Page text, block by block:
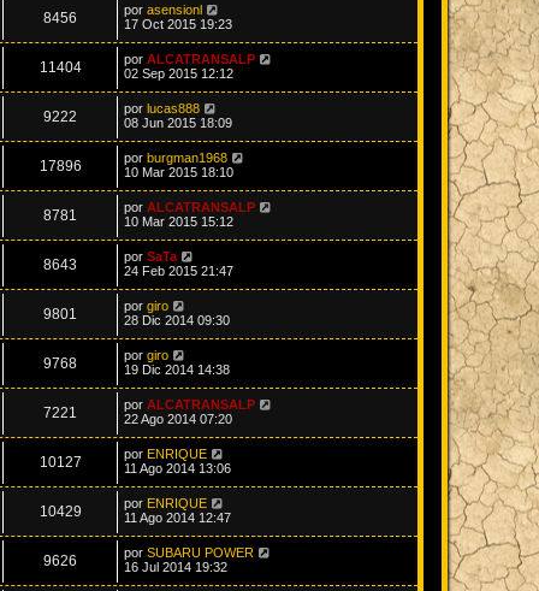
8456 por asensionl
17 Oct 2015 19:23
11404 por ALCATRANSALP
02 Sep 2015 12:12
9222 por lucas888
08 Jun 2015 18:09
17896 por burgman1968
10 Mar 2015 18:10
8781 por ALCATRANSALP
10 Mar 2015 15:12
8643 por SaTa
24 Feb 2015 21:47
9801 por giro
28 Dic 2014 09:30
9768 por giro
19 Dic 2014 14:38
7221 por ALCATRANSALP
22 Ago 2014 07:20
10127 por ENRIQUE
11 Ago 2014 13:06
10429 por ENRIQUE
11 Ago 2014 12:47
9626 por SUBARU POWER
16 Jul 2014 19:32